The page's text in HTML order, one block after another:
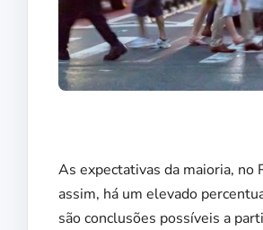
As expectativas da maioria, no
assim, há um elevado
são conclusões possíveis a